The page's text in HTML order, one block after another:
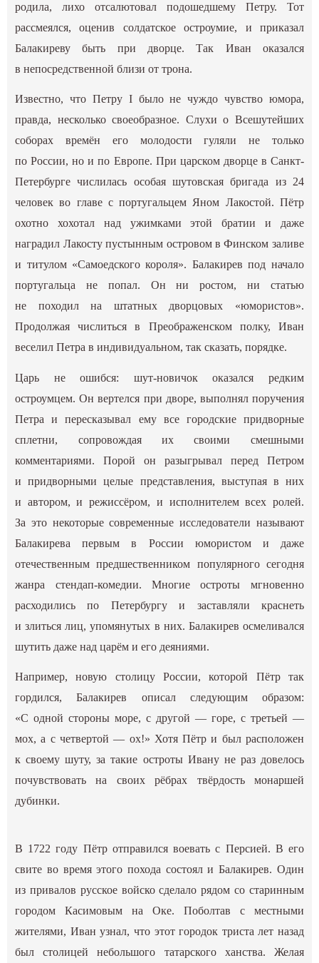
родила, лихо отсалютовал подошедшему Петру. Тот
рассмеялся, оценив солдатское остроумие, и приказал
Балакиреву быть при дворце. Так Иван оказался
в непосредственной близи от трона.
Известно, что Петру I было не чуждо чувство юмора,
правда, несколько своеобразное. Слухи о Всешутейших
соборах времён его молодости гуляли не только
по России, но и по Европе. При царском дворце в Санкт-
Петербурге числилась особая шутовская бригада из 24
человек во главе с португальцем Яном Лакостой. Пётр
охотно хохотал над ужимками этой братии и даже
наградил Лакосту пустынным островом в Финском заливе
и титулом «Самоедского короля». Балакирев под начало
португальца не попал. Он ни ростом, ни статью
не походил на штатных дворцовых «юмористов».
Продолжая числиться в Преображенском полку, Иван
веселил Петра в индивидуальном, так сказать, порядке.
Царь не ошибся: шут-новичок оказался редким
остроумцем. Он вертелся при дворе, выполнял поручения
Петра и пересказывал ему все городские придворные
сплетни, сопровождая их своими смешными
комментариями. Порой он разыгрывал перед Петром
и придворными целые представления, выступая в них
и автором, и режиссёром, и исполнителем всех ролей.
За это некоторые современные исследователи называют
Балакирева первым в России юмористом и даже
отечественным предшественником популярного сегодня
жанра стендап-комедии. Многие остроты мгновенно
расходились по Петербургу и заставляли краснеть
и злиться лиц, упомянутых в них. Балакирев осмеливался
шутить даже над царём и его деяниями.
Например, новую столицу России, которой Пётр так
гордился, Балакирев описал следующим образом:
«С одной стороны море, с другой — горе, с третьей —
мох, а с четвертой — ох!» Хотя Пётр и был расположен
к своему шуту, за такие остроты Ивану не раз довелось
почувствовать на своих рёбрах твёрдость монаршей
дубинки.
В 1722 году Пётр отправился воевать с Персией. В его
свите во время этого похода состоял и Балакирев. Один
из привалов русское войско сделало рядом со старинным
городом Касимовым на Оке. Поболтав с местными
жителями, Иван узнал, что этот городок триста лет назад
был столицей небольшого татарского ханства. Желая